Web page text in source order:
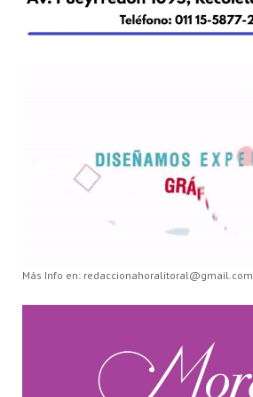
Más Info en: redaccionahoralitoral@gmail.com